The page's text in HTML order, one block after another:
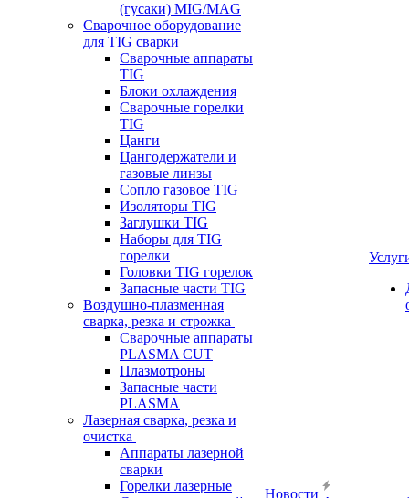
(гусаки) MIG/MAG
Сварочное оборудование
для TIG сварки
Сварочные аппараты
TIG
Блоки охлаждения
Сварочные горелки
TIG
Цанги
Цангодержатели и
газовые линзы
Сопло газовое TIG
Изоляторы TIG
Заглушки TIG
Наборы для TIG
горелки
Головки TIG горелок
Запасные части TIG
Воздушно-плазменная
сварка, резка и строжка
Сварочные аппараты
PLASMA CUT
Плазмотроны
Запасные части
PLASMA
Лазерная сварка, резка и
очистка
Аппараты лазерной
сварки
Горелки лазерные
Новости